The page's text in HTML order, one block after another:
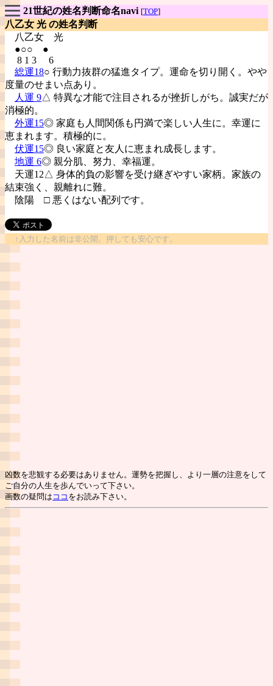
21世紀の姓名判断命名navi [TOP]
八乙女 光 の姓名判断
八乙女 光
●○○ ●
8 1 3 6
総運18○ 行動力抜群の猛進タイプ。運命を切り開く。やや
度量のせまい点あり。
人運 9△ 特異な才能で注目されるが挫折しがち。誠実だが
消極的。
外運15◎ 家庭も人間関係も円満で楽しい人生に。幸運に
恵まれます。積極的に。
伏運15◎ 良い家庭と友人に恵まれ成長します。
地運 6◎ 親分肌、努力、幸福運。
天運12△ 身体的負の影響を受け継ぎやすい家柄。家族の
結束強く、親離れに難。
陰陽 □ 悪くはない配列です。
↑入力した名前は非公開。押しても安心です。
凶数を悲観する必要はありません。運勢を把握し、より一層の注意をして
ご自分の人生を歩んでいって下さい。
画数の疑問は ココ をお読み下さい。